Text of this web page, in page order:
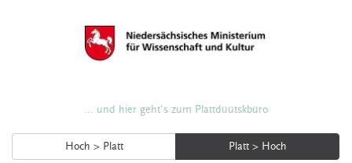
... und hier geht's zum Plattdüütskbüro
Hoch > Platt Platt > Hoch